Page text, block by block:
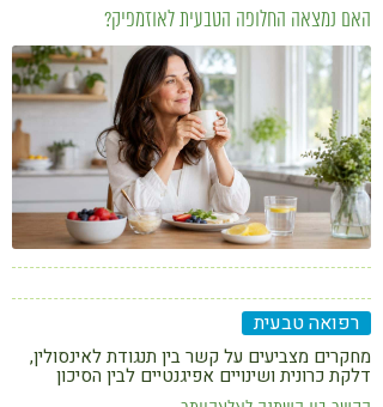
האם נמצאה החלופה הטבעית לאוזמפיק?
רפואה טבעית
מחקרים מצביעים על קשר בין תנגודת לאינסולין,
דלקת כרונית ושינויים אפיגנטיים לבין הסיכון
לפגיעה קוגניטיבית. כיצד תזונה, צמחי מרפא